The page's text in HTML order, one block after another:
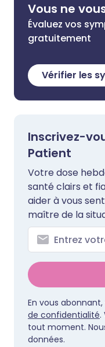
Vous ne
Évaluez vos
gratuitement
Vérifier les
Inscrivez-
Patient
Votre dose
santé clairs et
aider à vous
maître de la
En vous
de confidentialité.
tout moment.
données.